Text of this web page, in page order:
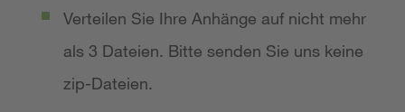
Verteilen Sie Ihre Anhänge auf nicht mehr
als 3 Dateien. Bitte senden Sie uns keine
zip-Dateien.